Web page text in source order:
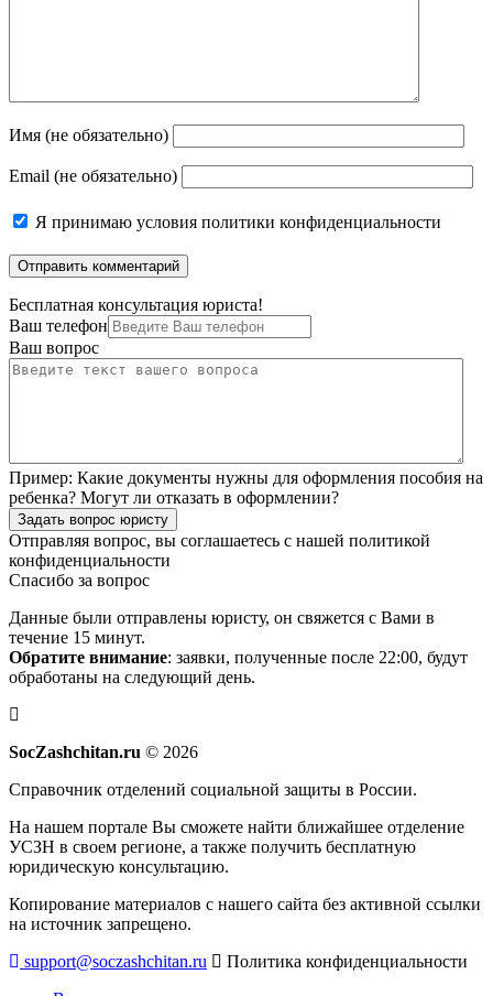
Имя (не обязательно)
Email (не обязательно)
Я принимаю условия политики конфиденциальности
Бесплатная консультация юриста!
Ваш телефон
Ваш вопрос
Пример: Какие документы нужны для оформления пособия на
ребенка? Могут ли отказать в оформлении?
Задать вопрос юристу
Отправляя вопрос, вы соглашаетесь с нашей политикой
конфиденциальности
Спасибо за вопрос
Данные были отправлены юристу, он свяжется с Вами в
течение 15 минут.
Обратите внимание: заявки, полученные после 22:00, будут
обработаны на следующий день.
SocZashchitan.ru © 2026
Справочник отделений социальной защиты в России.
На нашем портале Вы сможете найти ближайшее отделение
УСЗН в своем регионе, а также получить бесплатную
юридическую консультацию.
Копирование материалов с нашего сайта без активной ссылки
на источник запрещено.
support@soczashchitan.ru
Политика конфиденциальности